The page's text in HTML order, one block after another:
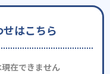
はこちら
在できません